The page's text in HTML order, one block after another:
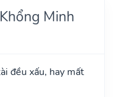
Minh
đều xấu, hay mất